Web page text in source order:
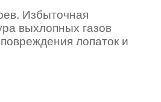
Избыточная
выхлопных газов
лопаток и